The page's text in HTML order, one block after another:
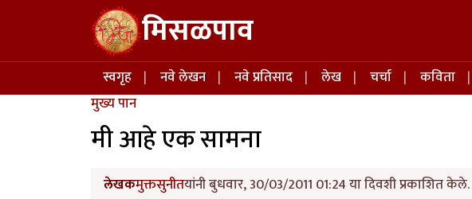
Skip to main content मिसळपाव
Main navigation
स्वगृह नवे लेखन नवे प्रतिसाद लेख चर्चा कविता
मुख्य पान
मी आहे एक सामना
लेखकमुक्तसुनीतयांनी बुधवार, 30/03/2011 01:24 या दिवशी प्रकाशित केले.